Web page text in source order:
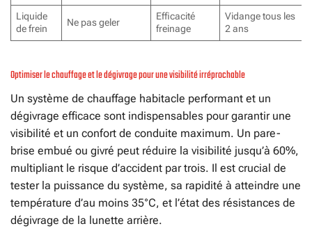
Liquide
de frein
Ne pas geler
Efficacité
freinage
Vidange tous les
2 ans
Optimiser le chauffage et le dégivrage pour une visibilité irréprochable
Un système de chauffage habitacle performant et un
dégivrage efficace sont indispensables pour garantir une
visibilité et un confort de conduite maximum. Un pare-
brise embué ou givré peut réduire la visibilité jusqu’à 60%,
multipliant le risque d’accident par trois. Il est crucial de
tester la puissance du système, sa rapidité à atteindre une
température d’au moins 35°C, et l’état des résistances de
dégivrage de la lunette arrière.